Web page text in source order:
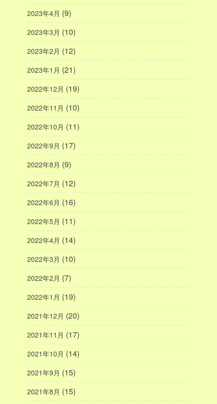
2023年4月 (9)
2023年3月 (10)
2023年2月 (12)
2023年1月 (21)
2022年12月 (19)
2022年11月 (10)
2022年10月 (11)
2022年9月 (17)
2022年8月 (9)
2022年7月 (12)
2022年6月 (16)
2022年5月 (11)
2022年4月 (14)
2022年3月 (10)
2022年2月 (7)
2022年1月 (19)
2021年12月 (20)
2021年11月 (17)
2021年10月 (14)
2021年9月 (15)
2021年8月 (15)